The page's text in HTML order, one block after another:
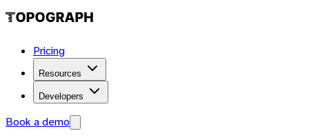
Pricing
Resources
Developers
Book a demo